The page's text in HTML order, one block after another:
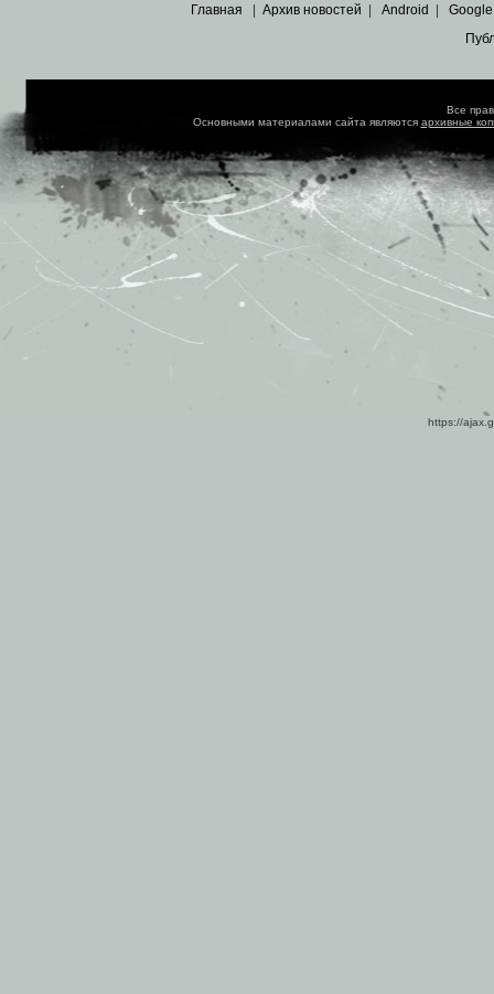
Главная Архив новостей Android Google
Все
Основными материалами сайта являются архивные
https://